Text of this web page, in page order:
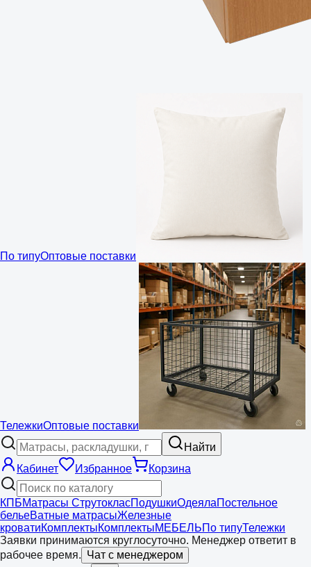
По типуОптовые поставки
ТележкиОптовые поставки
Найти
Кабинет
Избранное Корзина
КПБМатрасы СтрутокласПодушкиОдеялаПостельное
бельеВатные матрасыЖелезные
кроватиКомплектыКомплектыМЕБЕЛЬПо типуТележки
Заявки принимаются круглосуточно. Менеджер ответит в
рабочее время. Чат с менеджером